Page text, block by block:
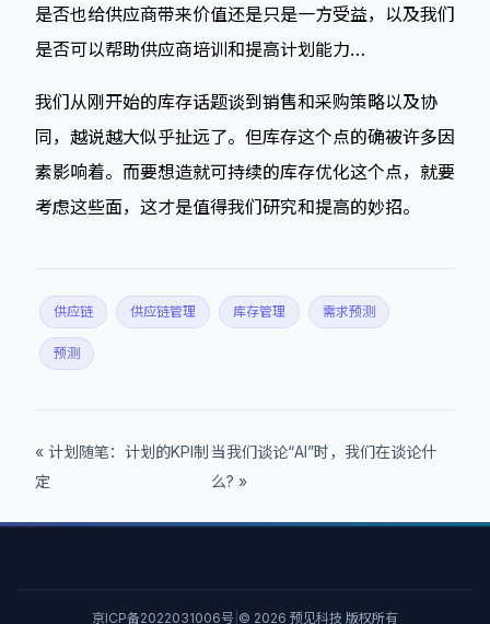
是否也给供应商带来价值还是只是一方受益，以及我们
是否可以帮助供应商培训和提高计划能力…
我们从刚开始的库存话题谈到销售和采购策略以及协
同，越说越大似乎扯远了。但库存这个点的确被许多因
素影响着。而要想造就可持续的库存优化这个点，就要
考虑这些面，这才是值得我们研究和提高的妙招。
供应链 供应链管理 库存管理 需求预测
预测
« 计划随笔：计划的KPI制
定
当我们谈论“AI”时，我们在谈论什
么? »
京ICP备2022031006号 © 2026 预见科技 版权所有